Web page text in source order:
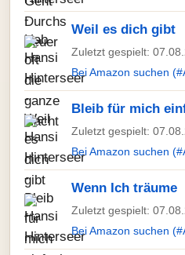
Weil es dich gibt
Zuletzt gespielt:
Bei Amazon suchen
Bleib für mich
Zuletzt gespielt:
Bei Amazon suchen
Wenn Ich träume
Zuletzt gespielt:
Bei Amazon suchen